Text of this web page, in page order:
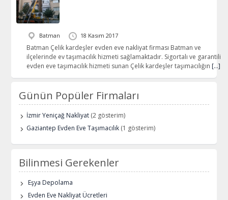
Batman 18 Kasım 2017
Batman Çelik kardeşler evden eve nakliyat firması Batman ve
ilçelerinde ev taşımacılık hizmeti sağlamaktadır. Sigortalı ve garantili
evden eve taşımacılık hizmeti sunan Çelik kardeşler taşımacılığın […]
Günün Popüler Firmaları
İzmir Yeniçağ Nakliyat (2 gösterim)
Gaziantep Evden Eve Taşımacılık (1 gösterim)
Bilinmesi Gerekenler
Eşya Depolama
Evden Eve Nakliyat Ücretleri